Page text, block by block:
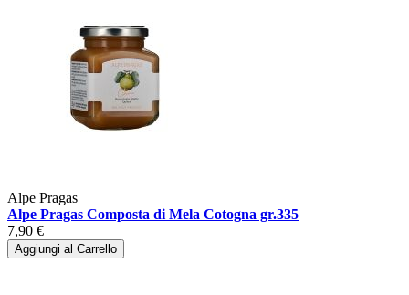
Alpe Pragas
Alpe Pragas Composta di Mela Cotogna gr.335
7,90 €
Aggiungi al Carrello